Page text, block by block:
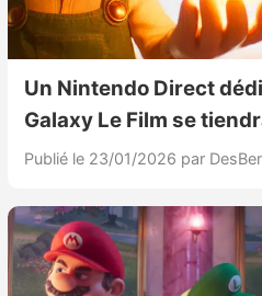
Un Nintendo Direct
Galaxy Le Film se
Publié le 23/01/2026 par